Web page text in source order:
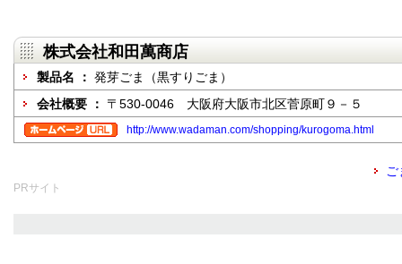
株式会社和田萬商店
製品名 ： 発芽ごま（黒すりごま）
会社概要 ： 〒530-0046 大阪府大阪市北区菅原町９－５
http://www.wadaman.com/shopping/kurogoma.html
PRサイト